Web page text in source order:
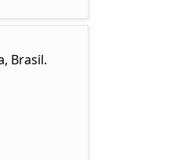
Brasil.